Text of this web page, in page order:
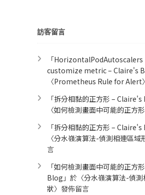
訪客留言
「HorizontalPodAutoscalers
customize metric – Claire's
〈Prometheus Rule for Alert​
「拆分相黏的正方形 – Claire's
〈如何檢測畫面中可能的正方形
「拆分相黏的正方形 – Claire's
〈分水嶺演算法-偵測相連區域
言
「如何檢測畫面中可能的正方
Blog 」於〈分水嶺演算法-偵測
狀〉發佈留言